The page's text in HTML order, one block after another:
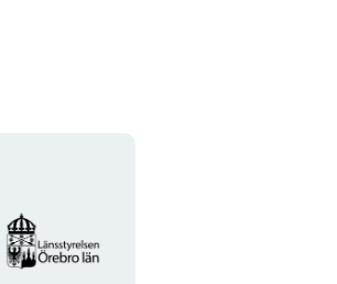
Organisationens
logotyp